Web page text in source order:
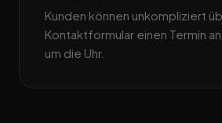
Kunden können unkompliziert
Kontaktformular einen Termin
um die Uhr.